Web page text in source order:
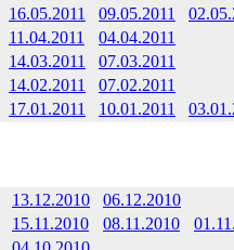
16.05.2011 09.05.2011
11.04.2011
04.04.2011
14.03.2011
07.03.2011
14.02.2011
07.02.2011
17.01.2011 10.01.2011
13.12.2010
06.12.2010
15.11.2010 08.11.2010